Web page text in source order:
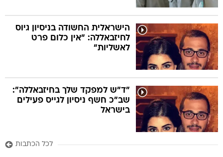
הישראלית החשודה בניסיון גיוס
לחיזבאללה: "אין כלום פרט
לאשליות"
"ד"ש למפקד שלך בחיזבאללה":
שב"כ חשף ניסיון לגייס פעילים
בישראל
לכל הכתבות